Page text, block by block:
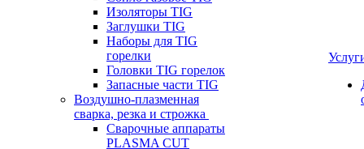
Изоляторы TIG
Заглушки TIG
Наборы для TIG
горелки
Головки TIG горелок
Запасные части TIG
Воздушно-плазменная
сварка, резка и строжка
Сварочные аппараты
PLASMA CUT